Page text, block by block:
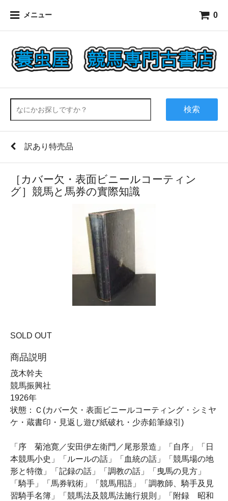
メニュー 0
検索
訳あり特売品
［カバー欠・表面ビニールコーティン
グ］競馬と馬券の實際知識
SOLD OUT
商品説明
茂木幹夫
競馬振興社
1926年
状態：Ｃ(カバー欠・表面ビニールコーティング・シミヤ
ケ・蔵書印・見返し遊び紙破れ・少赤鉛筆線引)
「序 菊池寛／安田伊左衛門／尾形景造」「自序」「日
本競馬小史」「ルールの話」「血統の話」「競馬場の地
形と特徴」「記録の話」「調教の話」「曳馬の見方」
「騎手」「馬券戦術」「競馬用語」「調教師、騎手及見
習騎手名簿」「競馬法及競馬法施行規則」「附録 昭和